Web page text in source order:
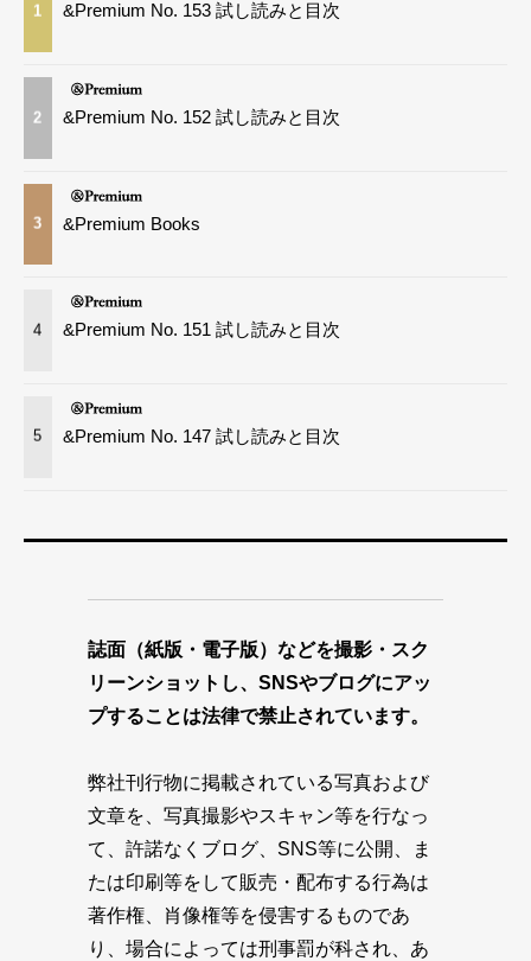
1 &Premium No. 153 試し読みと目次
2 &Premium No. 152 試し読みと目次
3 &Premium Books
4 &Premium No. 151 試し読みと目次
5 &Premium No. 147 試し読みと目次
誌面（紙版・電子版）などを撮影・スク
リーンショットし、SNSやブログにアッ
プすることは法律で禁止されています。
弊社刊行物に掲載されている写真および
文章を、写真撮影やスキャン等を行なっ
て、許諾なくブログ、SNS等に公開、ま
たは印刷等をして販売・配布する行為は
著作権、肖像権等を侵害するものであ
り、場合によっては刑事罰が科され、あ